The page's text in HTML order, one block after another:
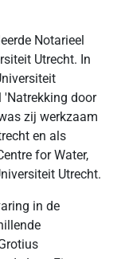
Notarieel
Utrecht. In
'Natrekking door
zij werkzaam
en als
for Water,
Utrecht.
in de